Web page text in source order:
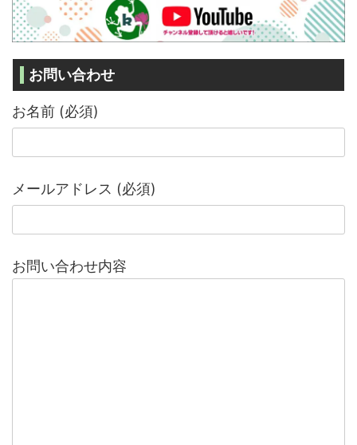
お問い合わせ
お名前 (必須)
メールアドレス (必須)
お問い合わせ内容